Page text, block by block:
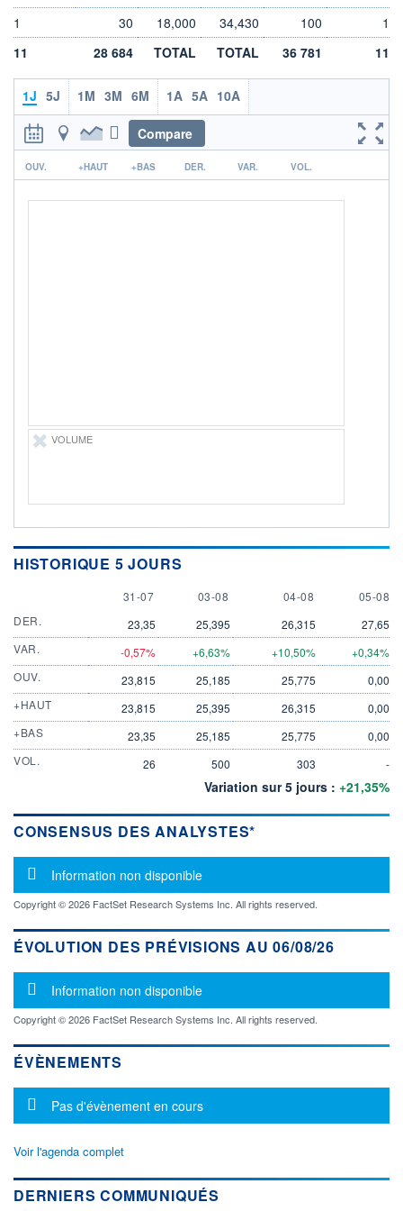
0,00 EUR
PROCHAIN
DIVIDENDE
ÉLIGIBILITÉ
Non éligible
Boursobank
+ PORTEFEUILLE
1
30 18,000 34,430 100
1
11
28 684 TOTAL TOTAL 36 781 11
1J 5J 1M 3M 6M 1A 5A 10A
Compare
r
OUV. +HAUT +BAS DER. VAR. VOL.
VOLUME
HISTORIQUE 5 JOURS
31 JULY
31-07 3 AUGUST
03-08 4 AUGUST
04-08 5
05-08
DER.
23,35 25,395 26,315
27,65
VAR.
-0,57% +6,63% +10,50%
+0,34%
OUV.
23,815 25,185 25,775
0,00
+HAUT
23,815 25,395 26,315
0,00
+BAS
23,35 25,185 25,775
0,00
VOL.
26 500 303 -
Variation sur 5 jours : +21,35%
CONSENSUS DES ANALYSTES*
Message d'information
Information non disponible
Copyright © 2026 FactSet Research Systems Inc. All rights reserved.
ÉVOLUTION DES PRÉVISIONS AU 06/08/26
Message d'information
Information non disponible
Copyright © 2026 FactSet Research Systems Inc. All rights reserved.
ÉVÈNEMENTS
Message d'information
Pas d'évènement en cours
Voir l'agenda complet
DERNIERS COMMUNIQUÉS